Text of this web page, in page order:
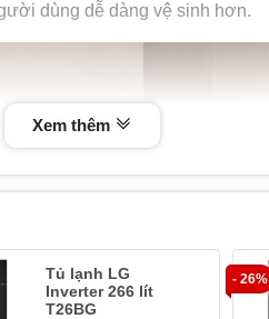
dùng dễ dàng vệ sinh hơn.
Xem thêm
Tủ lạnh LG
Inverter 266 lít
T26BG
- 26%